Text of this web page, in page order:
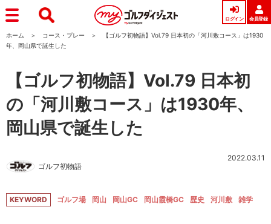
ログイン 会員登録
ホーム コース・プレー
【ゴルフ初物語】Vol.79 日本初の「河川敷コース」は1930
年、岡山県で誕生した
【ゴルフ初物語】Vol.79 日本初
の「河川敷コース」は1930年、
岡山県で誕生した
ゴルフ初物語
2022.03.11
KEYWORD ゴルフ場 岡山 岡山GC 岡山霞橋GC 歴史 河川敷 雑学